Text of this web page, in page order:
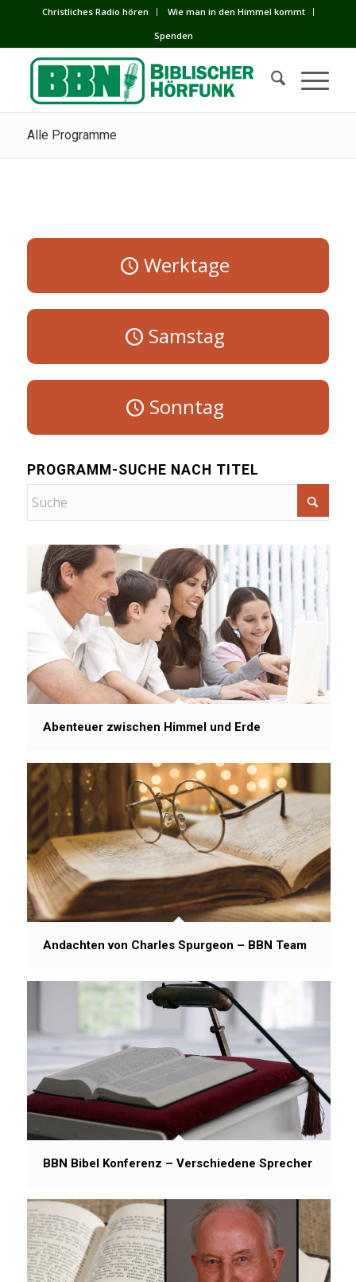
Сhristliches Radio hören
Wie man in den Himmel kommt
Spenden
Alle Programme
Werktage
Samstag
Sonntag
PROGRAMM-SUCHE NACH TITEL
Abenteuer zwischen Himmel und Erde
Andachten von Charles Spurgeon – BBN Team
BBN Bibel Konferenz – Verschiedene Sprecher